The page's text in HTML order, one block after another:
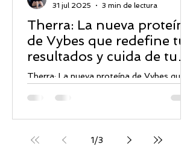
Therra: La nueva proteína
de Vybes que redefine tus
resultados y cuida de tu
bienestar
Therra: La nueva proteína de Vybes que
bienestar. ¿Quién dijo que una proteína es
31 jul 2025
3 min de lectura
1/3